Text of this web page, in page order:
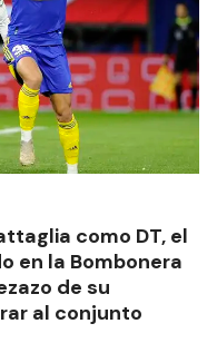
como DT, el
en la Bombonera
de su
al conjunto